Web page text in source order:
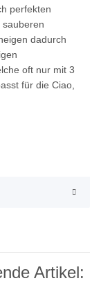
perfekten
sauberen
dadurch
oft nur mit 3
für die Ciao,
Artikel: